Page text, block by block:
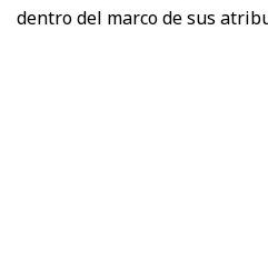
dentro del marco de sus